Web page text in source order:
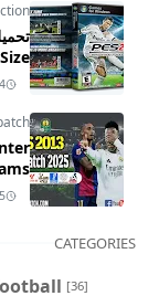
24
15
CATEGORIES
[36]